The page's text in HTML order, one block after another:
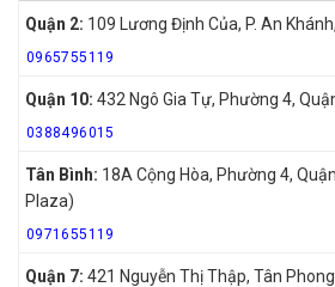
Quận 2: 109 Lương Định Của, P. An
0965755119
Quận 10: 432 Ngô Gia Tự, Phường 4,
0388496015
Tân Bình: 18A Cộng Hòa, Phường 4,
Plaza)
0971655119
Quận 7: 421 Nguyễn Thị Thập, Tân